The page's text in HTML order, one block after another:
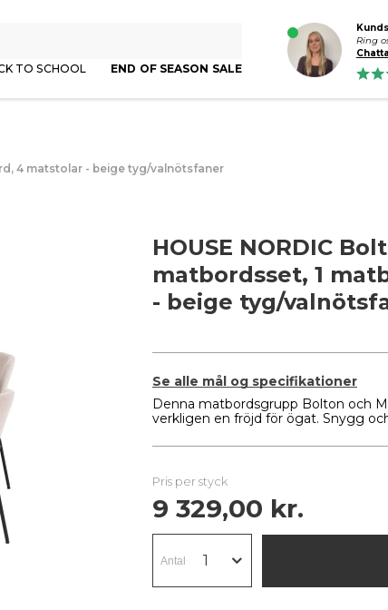
TO SCHOOL END OF SEASON SALE
Ring
4 matstolar - beige tyg/valnötsfaner
HOUSE NORDIC
matbordsset, 1
- beige tyg/
Se alle mål og specifikationer
Denna matbordsgrupp Bolton och
verkligen en fröjd för ögat. Snygg
Pris per styck
9 329,00 kr.